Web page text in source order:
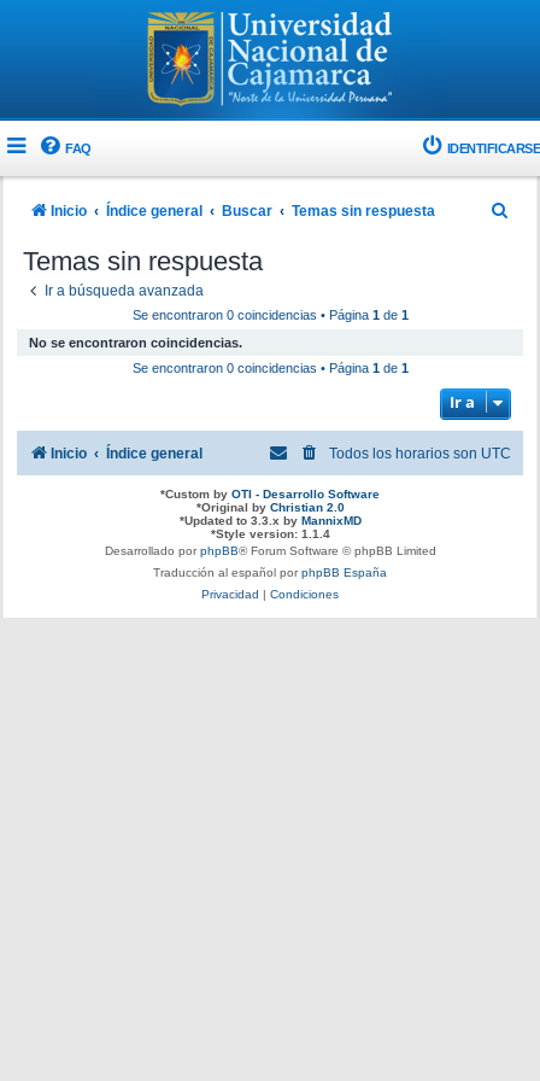
FAQ IDENTIFICARSE
Inicio Índice general Buscar Temas sin respuesta
Temas sin respuesta
Ir a búsqueda avanzada
Se encontraron 0 coincidencias • Página 1de 1
No se encontraron coincidencias.
Se encontraron 0 coincidencias • Página 1de 1
Ir a
Inicio Índice general Todos los horarios son UTC
*Custom by OTI - Desarrollo Software
*Original by Christian 2.0
*Updated to 3.3.x by MannixMD
*Style version: 1.1.4
Desarrollado porphpBB® Forum Software © phpBB Limited
Traducción al español porphpBB España
Privacidad
Condiciones